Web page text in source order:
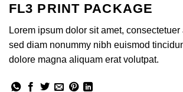
FL3 PRINT PACKAGE
Lorem ipsum dolor sit amet,
sed diam nonummy nibh euismod
dolore magna aliquam erat volutpat.